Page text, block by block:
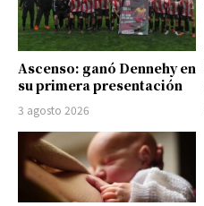
Ascenso: ganó Dennehy en
su primera presentación
3 agosto 2026